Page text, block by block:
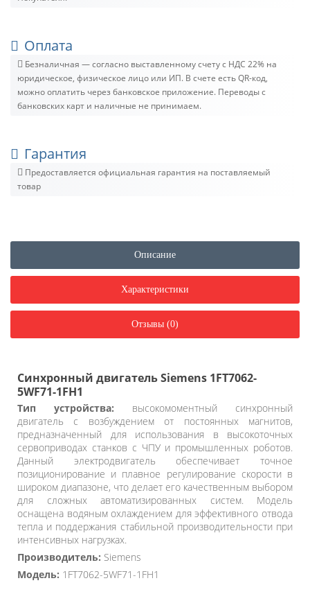
Оплата
Безналичная — согласно выставленному счету c НДС 22% на
юридическое, физическое лицо или ИП. В счете есть QR-код,
можно оплатить через банковское приложение. Переводы с
банковских карт и наличные не принимаем.
Гарантия
Предоставляется официальная гарантия на поставляемый
товар
Описание
Характеристики
Отзывы (0)
Синхронный двигатель Siemens 1FT7062-
5WF71-1FH1
Тип устройства: высокомоментный синхронный
двигатель с возбуждением от постоянных магнитов,
предназначенный для использования в высокоточных
сервоприводах станков с ЧПУ и промышленных роботов.
Данный электродвигатель обеспечивает точное
позиционирование и плавное регулирование скорости в
широком диапазоне, что делает его качественным выбором
для сложных автоматизированных систем. Модель
оснащена водяным охлаждением для эффективного отвода
тепла и поддержания стабильной производительности при
интенсивных нагрузках.
Производитель: Siemens
Модель: 1FT7062-5WF71-1FH1